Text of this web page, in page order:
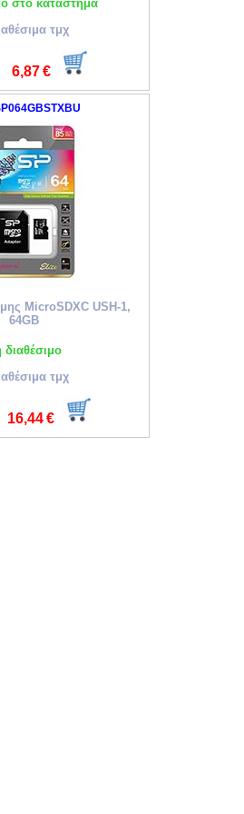
στο κατάστημα
τμχ
6,87€
MicroSDXC USH-1,
64GB
διαθέσιμο
τμχ
16,44€